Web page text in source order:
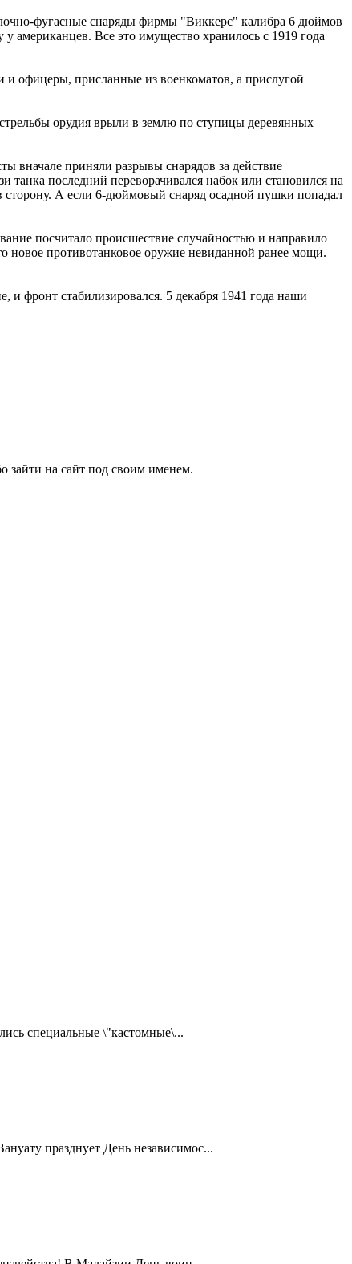
фугасные снаряды фирмы "Виккерс" калибра 6 дюймов
американцев. Все это имущество хранилось с 1919 года
и офицеры, присланные из военкоматов, а прислугой
орудия врыли в землю по ступицы деревянных
вначале приняли разрывы снарядов за действие
последний переворачивался набок или становился на
сторону. А если 6-дюймовый снаряд осадной пушки попадал
посчитало происшествие случайностью и направило
новое противотанковое оружие невиданной ранее мощи.
и фронт стабилизировался. 5 декабря 1941 года наши
зайти на сайт под своим именем.
специальные \"кастомные\...
празднует День независимос...